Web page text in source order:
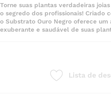
Torne suas plantas verdadeiras
o segredo dos profissionais! Criado
o Substrato Ouro Negro oferece
exuberante e saudável de suas
Lista de